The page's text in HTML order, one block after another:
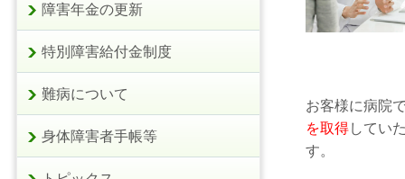
お客様に病院
を取得してい
す。
障害年金の更新
特別障害給付金制度
難病について
身体障害者手帳等